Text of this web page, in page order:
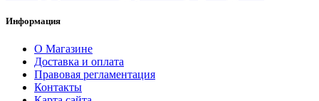
Информация
О Магазине
Доставка и оплата
Правовая регламентация
Контакты